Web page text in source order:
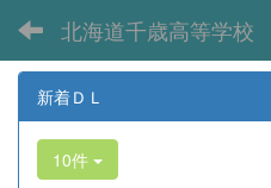
北海道千歳高等学校
新着ＤＬ
10件